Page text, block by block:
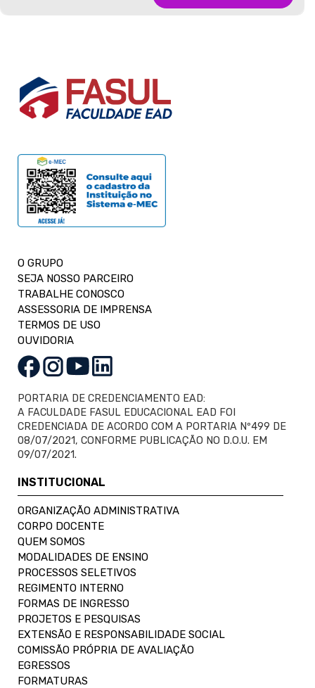
O GRUPO
SEJA NOSSO PARCEIRO
TRABALHE CONOSCO
ASSESSORIA DE IMPRENSA
TERMOS DE USO
OUVIDORIA
PORTARIA DE CREDENCIAMENTO EAD:
A FACULDADE FASUL EDUCACIONAL EAD FOI
CREDENCIADA DE ACORDO COM A PORTARIA Nº499 DE
08/07/2021, CONFORME PUBLICAÇÃO NO D.O.U. EM
09/07/2021.
INSTITUCIONAL
ORGANIZAÇÃO ADMINISTRATIVA
CORPO DOCENTE
QUEM SOMOS
MODALIDADES DE ENSINO
PROCESSOS SELETIVOS
REGIMENTO INTERNO
FORMAS DE INGRESSO
PROJETOS E PESQUISAS
EXTENSÃO E RESPONSABILIDADE SOCIAL
COMISSÃO PRÓPRIA DE AVALIAÇÃO
EGRESSOS
FORMATURAS